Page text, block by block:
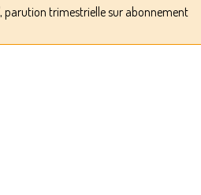
parution trimestrielle sur abonnement